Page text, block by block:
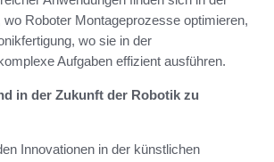
Roboter Montageprozesse optimieren,
wo sie in der
Aufgaben effizient ausführen.
in der Zukunft der Robotik zu
Innovationen in der künstlichen